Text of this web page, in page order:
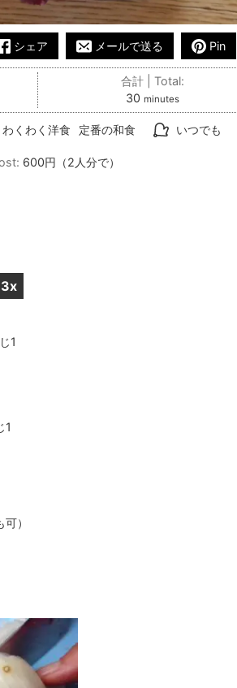
シェア メールで送る Pin
合計 | Total:
30 minutes
minutes
わくわく洋食 定番の和食 いつでも
600円（2人分で）
3x
1
1
）